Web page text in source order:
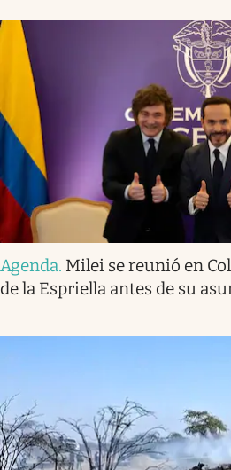
Agenda. Milei se reunió en
de la Espriella antes de su